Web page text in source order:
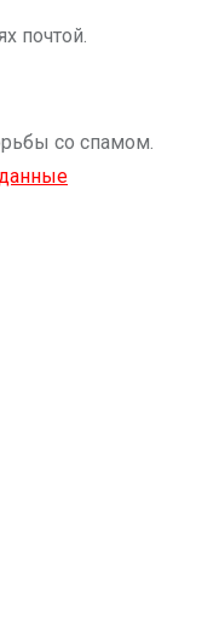
почтой.
со спамом.